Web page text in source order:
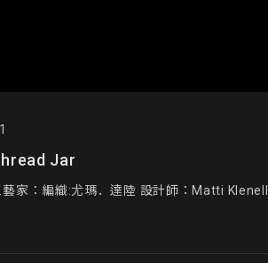
Jar
藝家：編織:尤瑪．達陸 設計師：Matti Klenell